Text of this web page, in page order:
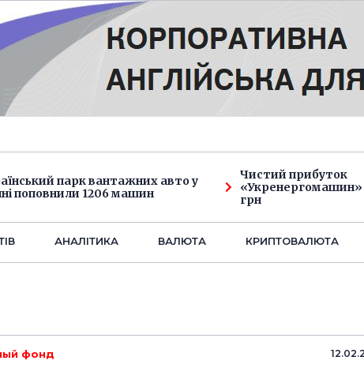
парк вантажних авто у
поповнили 1206 машин
Чистий прибуток
«Укренергомашин»
грн
АНАЛIТИКА ВАЛЮТА КРИПТОВАЛЮТА
фонд